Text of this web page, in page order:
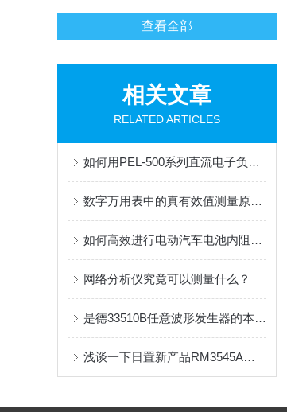
查看全部
相关文章
RELATED ARTICLES
如何用PEL-500系列直流电子负载进行电池放电测试？
数字万用表中的真有效值测量原理与精度考量
如何高效进行电动汽车电池内阻测试？
网络分析仪究竟可以测量什么？
是德33510B任意波形发生器的本底噪声
浅谈一下日置新产品RM3545A与老款RM3545的区别